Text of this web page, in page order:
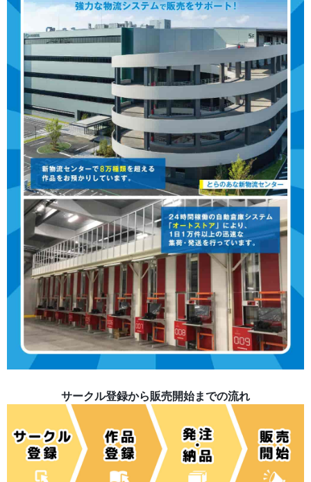
サークル登録から販売開始までの流れ